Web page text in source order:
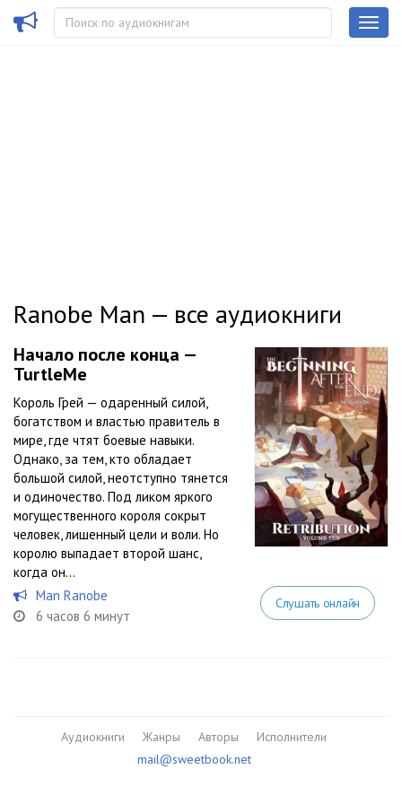
Ranobe Man — все аудиокниги
Начало после конца —
TurtleMe
Король Грей — одаренный силой,
богатством и властью правитель в
мире, где чтят боевые навыки.
Однако, за тем, кто обладает
большой силой, неотступно тянется
и одиночество. Под ликом яркого
могущественного короля сокрыт
человек, лишенный цели и воли. Но
королю выпадает второй шанс,
когда он...
Man Ranobe
6 часов 6 минут
Слушать онлайн
Аудиокниги Жанры Авторы
Исполнители
mail@sweetbook.net